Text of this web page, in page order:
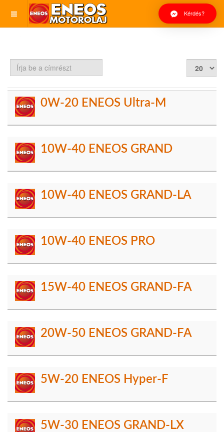
Kérdés?
Írja
a
0W-20 ENEOS Ultra-M
10W-40 ENEOS GRAND
10W-40 ENEOS GRAND-LA
10W-40 ENEOS PRO
15W-40 ENEOS GRAND-FA
20W-50 ENEOS GRAND-FA
5W-20 ENEOS Hyper-F
5W-30 ENEOS GRAND-LX